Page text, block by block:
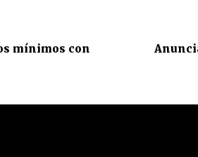
mínimos con